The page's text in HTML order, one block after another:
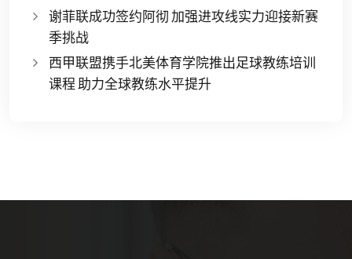
谢菲联成功签约阿彻 加强进攻线实力迎接新赛
季挑战
西甲联盟携手北美体育学院推出足球教练培训
课程 助力全球教练水平提升